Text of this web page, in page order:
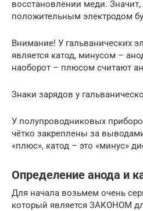
восстановлении меди. Значит,
положительным электродом
Внимание! У гальванических
является катод, минусом –
наоборот – плюсом считают
Знаки зарядов у
У полупроводниковых
чётко закреплены за
«плюс», катод – это «минус»
Определение анода и
Для начала возьмем очень
который является ЗАКОНОМ